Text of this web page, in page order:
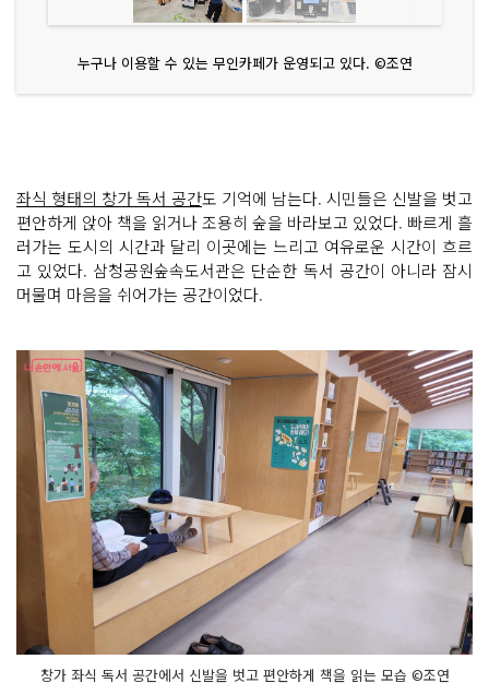
누구나 이용할 수 있는 무인카페가 운영되고 있다. ©조연
좌식 형태의 창가 독서 공간도 기억에 남는다. 시민들은 신발을 벗고
편안하게 앉아 책을 읽거나 조용히 숲을 바라보고 있었다. 빠르게 흘
러가는 도시의 시간과 달리 이곳에는 느리고 여유로운 시간이 흐르
고 있었다. 삼청공원숲속도서관은 단순한 독서 공간이 아니라 잠시
머물며 마음을 쉬어가는 공간이었다.
창가 좌식 독서 공간에서 신발을 벗고 편안하게 책을 읽는 모습 ©조연